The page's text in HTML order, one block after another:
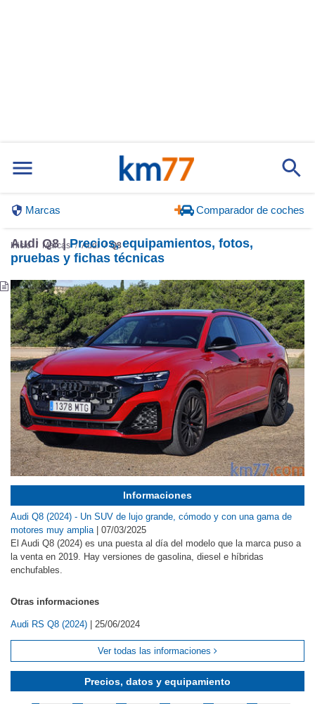
Marcas Comparador de coches
Inicio Marcas Audi Q8
Audi Q8 |Precios, equipamientos, fotos,
pruebas y fichas técnicas
Precios, datos y equipamiento
Informaciones
Audi Q8 (2024) - Un SUV de lujo grande, cómodo y con una gama de
motores muy amplia
07/03/2025
El Audi Q8 (2024) es una puesta al día del modelo que la marca puso a
la venta en 2019. Hay versiones de gasolina, diesel e híbridas
enchufables.
Otras informaciones
Audi RS Q8 (2024) 25/06/2024
Ver todas las informaciones